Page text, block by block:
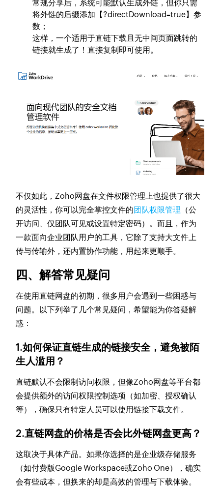
常规分享后，系统可能默认生成外链，但你只需
将外链的后缀添加【?directDownload=true】参
数；
这样，一个适用于直链下载且无中间页面跳转的
链接就生成了！直接复制即可使用。
不仅如此，Zoho网盘在文件权限管理上也提供了很大
的灵活性，你可以完全掌控文件的团队权限管理 （公
开访问、仅团队可见或设置特定密码）。而且，作为
一款面向企业团队用户的工具，它除了支持大文件上
传与传输外，还内置协作功能，用起来更顺手。
四、解答常见疑问
在使用直链网盘的初期，很多用户会遇到一些困惑与
问题。以下列举了几个常见疑问，希望能为你答疑解
惑：
1.如何保证直链生成的链接安全，避免被陌
生人滥用？
直链默认不会限制访问权限，但像Zoho网盘等平台都
会提供额外的访问权限控制选项（如加密、授权确认
等），确保只有特定人员可以使用链接下载文件。
2.直链网盘的价格是否会比外链网盘更高？
这取决于具体产品。如果你选择的是企业级存储服务
（如付费版Google Workspace或Zoho One），确实
会有些成本，但换来的却是高效的管理与下载体验。